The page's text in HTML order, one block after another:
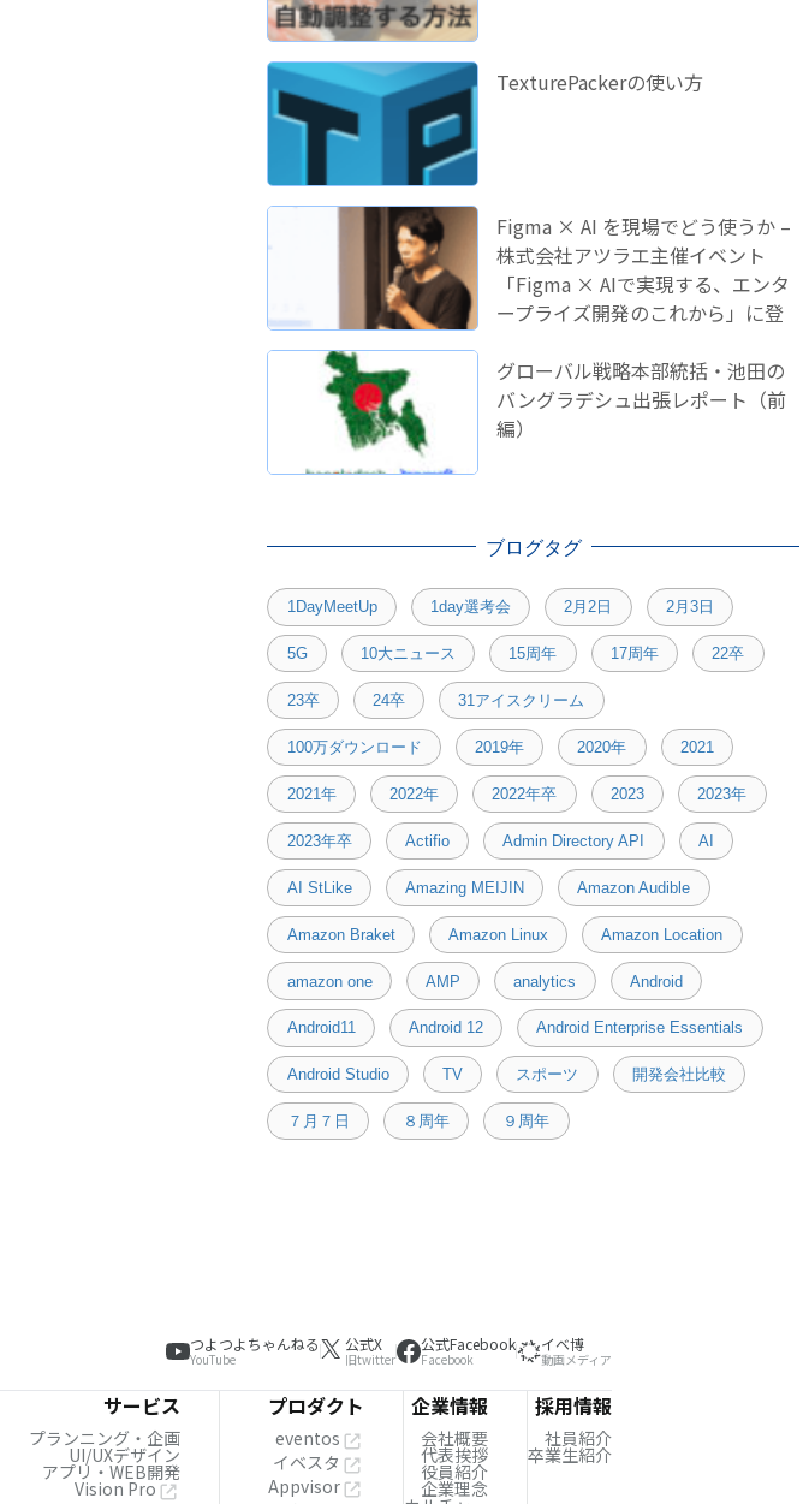
TexturePackerの使い方
Figma × AI を現場でどう使うか –
株式会社アツラエ主催イベント
「Figma × AIで実現する、エンタ
ープライズ開発のこれから」に登
グローバル戦略本部統括・池田の
バングラデシュ出張レポート（前
編）
ブログタグ
1DayMeetUp 1day選考会 2月2日 2月3日
5G 10大ニュース 15周年 17周年 22卒
23卒 24卒 31アイスクリーム
100万ダウンロード 2019年 2020年 2021
2021年 2022年 2022年卒 2023 2023年
2023年卒 Actifio Admin Directory API AI
AI StLike Amazing MEIJIN Amazon Audible
Amazon Braket Amazon Linux Amazon Location
amazon one AMP analytics Android
Android11 Android 12 Android Enterprise Essentials
Android Studio TV スポーツ 開発会社比較
７月７日 ８周年 ９周年
つよつよちゃんねる
YouTube
公式X
旧twitter
公式Facebook
Facebook
イベ博
動画メディア
サービス
プランニング・企画
UI/UXデザイン
アプリ・WEB開発
Vision Pro
プロダクト
eventos
イベスタ
Appvisor
企業情報
会社概要
代表挨拶
役員紹介
企業理念
採用情報
社員紹介
卒業生紹介